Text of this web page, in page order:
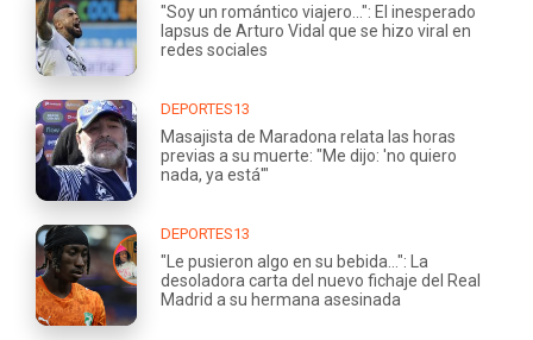
"Soy un romántico viajero...": El inesperado
lapsus de Arturo Vidal que se hizo viral en
redes sociales
DEPORTES13
Masajista de Maradona relata las horas
previas a su muerte: "Me dijo: 'no quiero
nada, ya está'"
DEPORTES13
"Le pusieron algo en su bebida...": La
desoladora carta del nuevo fichaje del Real
Madrid a su hermana asesinada